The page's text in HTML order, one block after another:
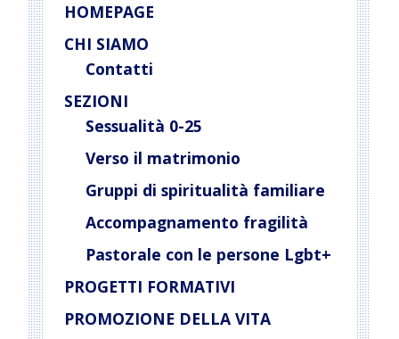
HOMEPAGE
CHI SIAMO
Contatti
SEZIONI
Sessualità 0-25
Verso il matrimonio
Gruppi di spiritualità familiare
Accompagnamento fragilità
Pastorale con le persone Lgbt+
PROGETTI FORMATIVI
PROMOZIONE DELLA VITA